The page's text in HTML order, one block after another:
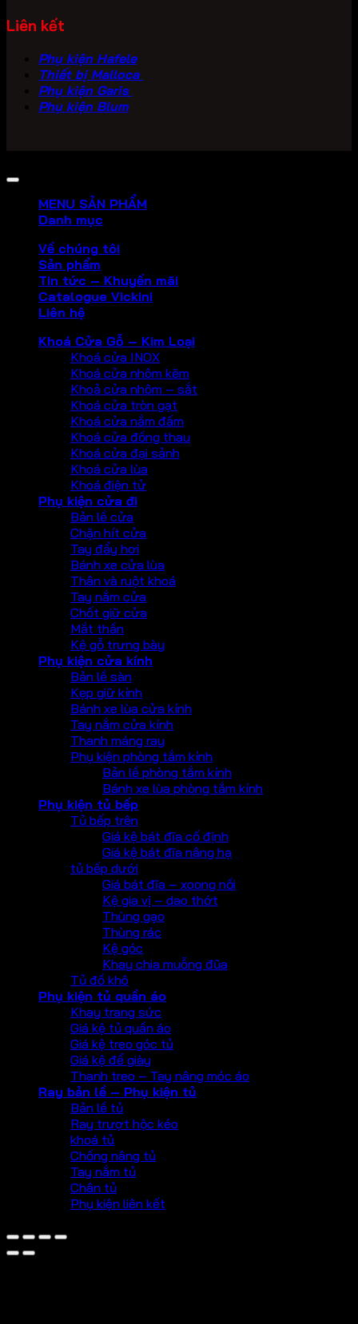
Liên kết
Phụ kiện Hafele
Thiết bị Malloca
Phụ kiện Garis
Phụ kiện Blum
MENU SẢN PHẨM
Danh mục
Về chúng tôi
Sản phẩm
Tin tức – Khuyến mãi
Catalogue Vickini
Liên hệ
Khoá Cửa Gỗ – Kim Loại
Khoá cửa INOX
Khoá cửa nhôm kẽm
Khoả cửa nhôm – sắt
Khoá cửa tròn gạt
Khoá cửa nắm đấm
Khoá cửa đồng thau
Khoá cửa đại sảnh
Khoá cửa lùa
Khoá điện tử
Phụ kiện cửa đi
Bản lề cửa
Chặn hít cửa
Tay đẩy hơi
Bánh xe cửa lùa
Thân và ruột khoá
Tay nắm cửa
Chốt giữ cửa
Mắt thần
Kệ gỗ trưng bày
Phụ kiện cửa kính
Bản lề sàn
Kẹp giữ kính
Bánh xe lùa cửa kính
Tay nắm cửa kính
Thanh máng ray
Phụ kiện phòng tắm kính
Bản lề phòng tắm kính
Bánh xe lùa phòng tắm kính
Phụ kiện tủ bếp
Tủ bếp trên
Giá kệ bát đĩa cố định
Giá kệ bát đĩa nâng hạ
tủ bếp dưới
Giá bát đĩa – xoong nồi
Kệ gia vị – dao thớt
Thùng gạo
Thùng rác
Kệ góc
Khay chia muỗng đũa
Tủ đồ khô
Phụ kiện tủ quần áo
Khay trang sức
Giá kệ tủ quần áo
Giá kệ treo góc tủ
Giá kệ để giày
Thanh treo – Tay nâng móc áo
Ray bản lề – Phụ kiện tủ
Bản lề tủ
Ray trượt hộc kéo
khoá tủ
Chống nâng tủ
Tay nắm tủ
Chân tủ
Phụ kiện liên kết